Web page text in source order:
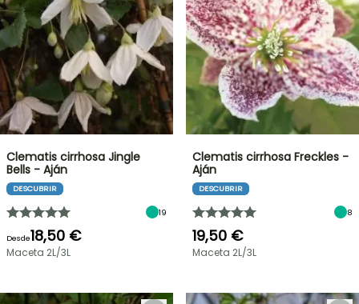
Clematis cirrhosa Jingle
Bells - Aján
DESCUBRIR
19
Desde18,50 €
Maceta 2L/3L
Clematis cirrhosa Freckles -
Aján
DESCUBRIR
8
19,50 €
Maceta 2L/3L